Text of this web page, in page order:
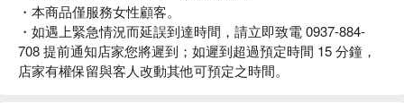
・本商品僅服務女性顧客。
・如遇上緊急情況而延誤到達時間，請立即致電 0937-884-
708 提前通知店家您將遲到；如遲到超過預定時間 15 分鐘，
店家有權保留與客人改動其他可預定之時間。